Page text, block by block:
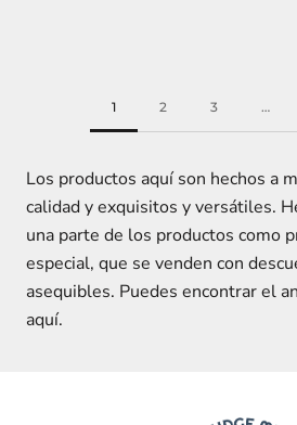
1 2 3 …
Los productos aquí son hechos a
calidad y exquisitos y versátiles.
una parte de los productos como
especial, que se venden con
asequibles. Puedes encontrar el
aquí.